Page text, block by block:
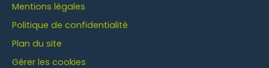
Mentions légales
Politique de confidentialité
Plan du site
Gérer les cookies